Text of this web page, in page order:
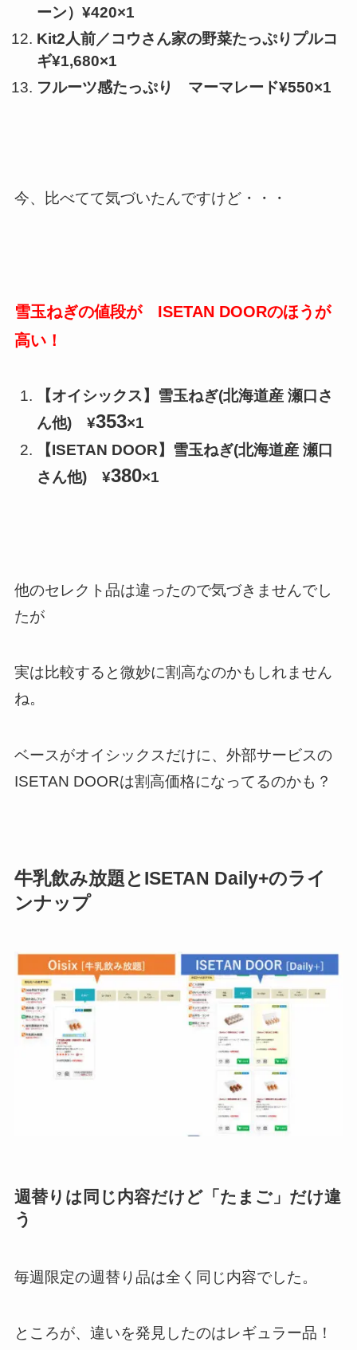
ーン）¥420×1
Kit2人前／コウさん家の野菜たっぷりプルコ
ギ¥1,680×1
フルーツ感たっぷり マーマレード¥550×1
今、比べてて気づいたんですけど・・・
雪玉ねぎの値段が ISETAN DOORのほうが
高い！
【オイシックス】雪玉ねぎ(北海道産 瀬口さ
ん他) ¥353×1
【ISETAN DOOR】雪玉ねぎ(北海道産 瀬口
さん他) ¥380×1
他のセレクト品は違ったので気づきませんでし
たが
実は比較すると微妙に割高なのかもしれません
ね。
ベースがオイシックスだけに、外部サービスの
ISETAN DOORは割高価格になってるのかも？
牛乳飲み放題とISETAN Daily+のライ
ンナップ
週替りは同じ内容だけど「たまご」だけ違
う
毎週限定の週替り品は全く同じ内容でした。
ところが、違いを発見したのはレギュラー品！